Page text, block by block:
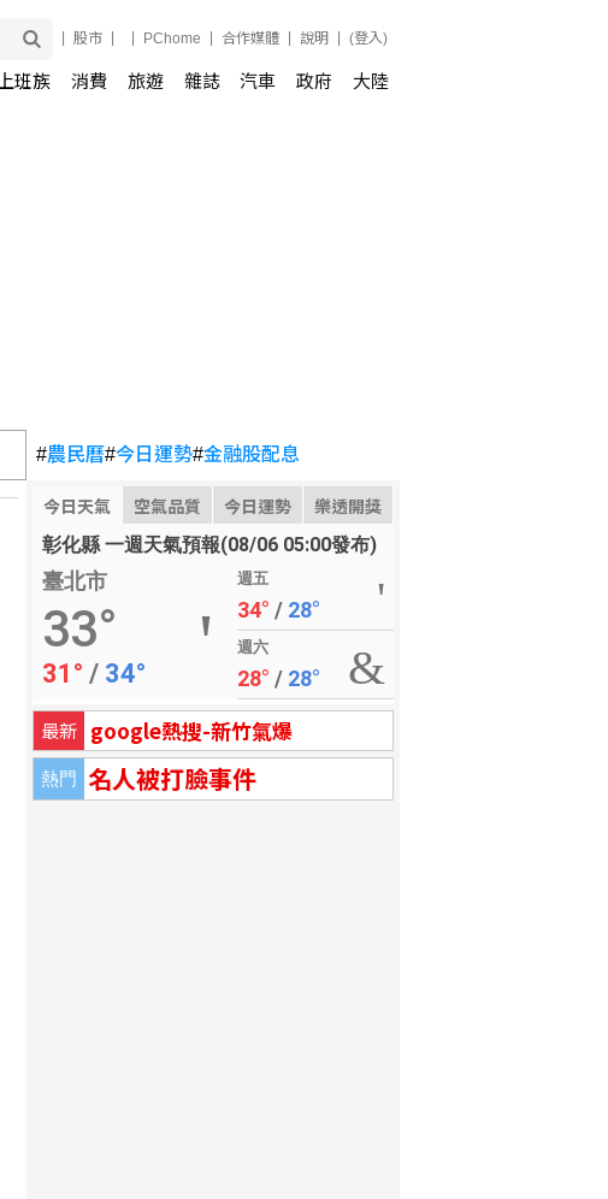
股市 PChome 合作媒體 說明 (登入)
上班族 消費 旅遊 雜誌 汽車 政府 大陸
#農民曆#今日運勢#金融股配息
今日天氣 空氣品質 今日運勢 樂透開獎
彰化縣 一週天氣預報(08/06 05:00發布)
臺北市
33°
31° / 34°
週五
34° / 28°
週六
28° / 28°
最新 google熱搜-新竹氣爆
熱門 名人被打臉事件